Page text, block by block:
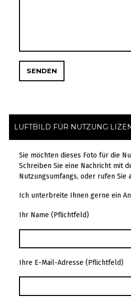
LUFTBILD FÜR NUTZUNG
Sie möchten dieses Foto für die
Schreiben Sie eine Nachricht mit
Nutzungsumfangs, oder rufen Sie
Ich unterbreite Ihnen gerne ein
Ihr Name (Pflichtfeld)
Ihre E-Mail-Adresse (Pflichtfeld)